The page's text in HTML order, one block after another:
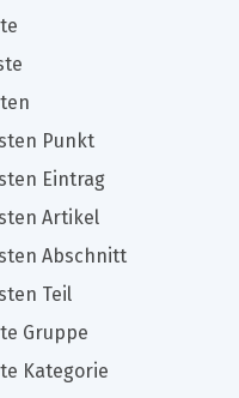
Punkt
Eintrag
Artikel
Abschnitt
Teil
Gruppe
Kategorie